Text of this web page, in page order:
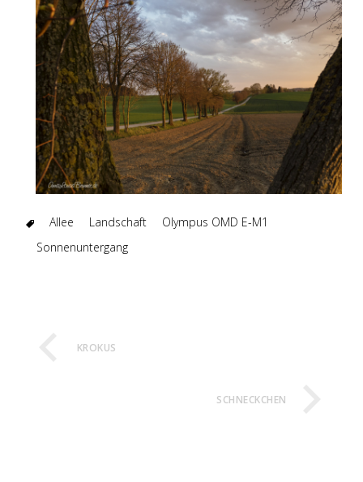
Allee Landschaft
Olympus OMD E-M1
Sonnenuntergang
KROKUS
SCHNECKCHEN